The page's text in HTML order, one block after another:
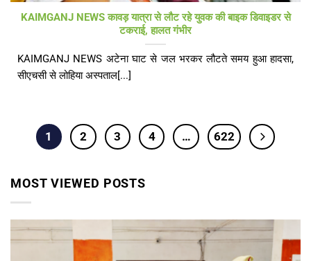
KAIMGANJ NEWS कावड़ यात्रा से लौट रहे युवक की बाइक डिवाइडर से
टकराई, हालत गंभीर
KAIMGANJ NEWS अटेना घाट से जल भरकर लौटते समय हुआ हादसा,
सीएचसी से लोहिया अस्पताल[...]
1 2 3 4 … 622
MOST VIEWED POSTS